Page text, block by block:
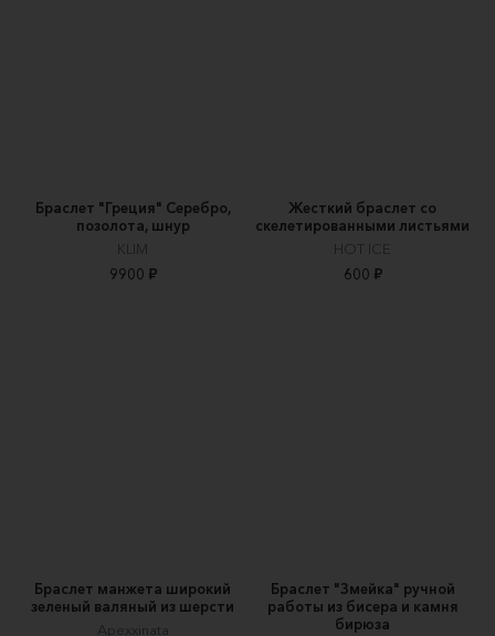
Браслет "Греция" Серебро,
позолота, шнур
KLIM
9900 ₽
Жесткий браслет со
скелетированными листьями
HOT ICE
600 ₽
Браслет манжета широкий
зеленый валяный из шерсти
Apexxinata
Браслет "Змейка" ручной
работы из бисера и камня
бирюза